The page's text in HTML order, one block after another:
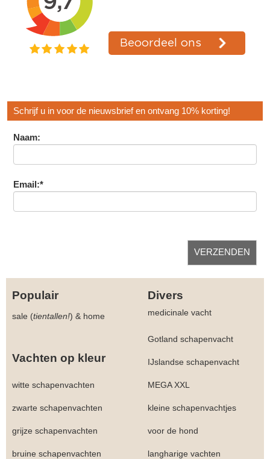
Schrijf u in voor de nieuwsbrief en ontvang 10% korting!
Naam:
Email:*
Populair Divers
sale (tientallen!) & home medicinale vacht
Gotland schapenvacht
Vachten op kleur IJslandse schapenvacht
witte schapenvachten MEGA XXL
zwarte schapenvachten kleine schapenvachtjes
grijze schapenvachten voor de hond
bruine schapenvachten langharige vachten